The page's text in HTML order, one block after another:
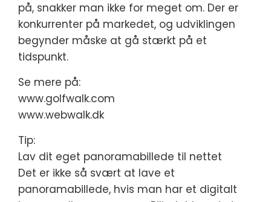
på, snakker man ikke for meget om. Der er
konkurrenter på markedet, og udviklingen
begynder måske at gå stærkt på et
tidspunkt.
Se mere på:
www.golfwalk.com
www.webwalk.dk
Tip:
Lav dit eget panoramabillede til nettet
Det er ikke så svært at lave et
panoramabillede, hvis man har et digitalt